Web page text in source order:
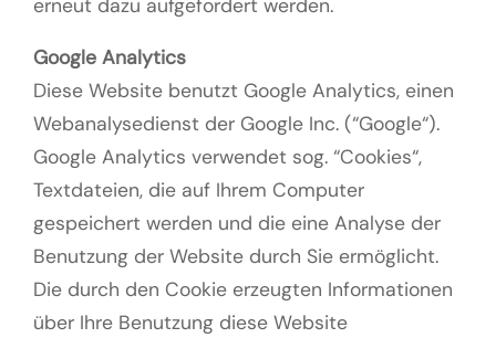
erneut dazu aufgefordert werden.
Google Analytics
Diese Website benutzt Google Analytics, einen
Webanalysedienst der Google Inc. (“Google“).
Google Analytics verwendet sog. “Cookies“,
Textdateien, die auf Ihrem Computer
gespeichert werden und die eine Analyse der
Benutzung der Website durch Sie ermöglicht.
Die durch den Cookie erzeugten Informationen
über Ihre Benutzung diese Website